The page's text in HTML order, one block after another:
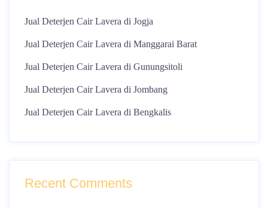
Jual Deterjen Cair Lavera di Jogja
Jual Deterjen Cair Lavera di Manggarai Barat
Jual Deterjen Cair Lavera di Gunungsitoli
Jual Deterjen Cair Lavera di Jombang
Jual Deterjen Cair Lavera di Bengkalis
Recent Comments